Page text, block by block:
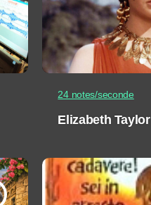
24 notes/seconde
Elizabeth Taylor